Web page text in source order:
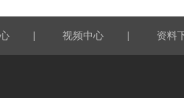
| 视频中心 | 资料